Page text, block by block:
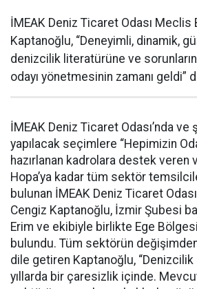
İMEAK Deniz Ticaret Odası Meclis
Kaptanoğlu, “Deneyimli, dinamik,
denizcilik literatürüne ve
odayı yönetmesinin zamanı geldi”
İMEAK Deniz Ticaret Odası’nda ve
yapılacak seçimlere “Hepimizin
hazırlanan kadrolara destek veren
Hopa’ya kadar tüm sektör
bulunan İMEAK Deniz Ticaret
Cengiz Kaptanoğlu, İzmir Şubesi
Erim ve ekibiyle birlikte Ege
bulundu. Tüm sektörün
dile getiren Kaptanoğlu,
yıllarda bir çaresizlik içinde.